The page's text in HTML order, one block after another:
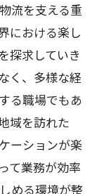
流を支える重
における楽し
探求していき
く、多様な経
る職場でもあ
域を訪れた
ーションが楽
て業務が効率
める環境が整